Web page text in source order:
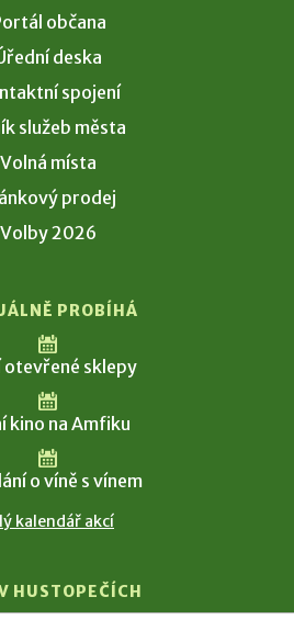
občana
deska
spojení
služeb města
Volná místa
prodej
Volby 2026
PROBÍHÁ
otevřené sklepy
kino na Amfiku
o víně s vínem
kalendář akcí
HUSTOPEČÍCH